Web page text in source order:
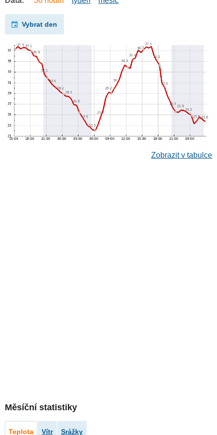
Vybrat den
Zobrazit v tabulce
Měsíční statistiky
Teplota Vítr Srážky